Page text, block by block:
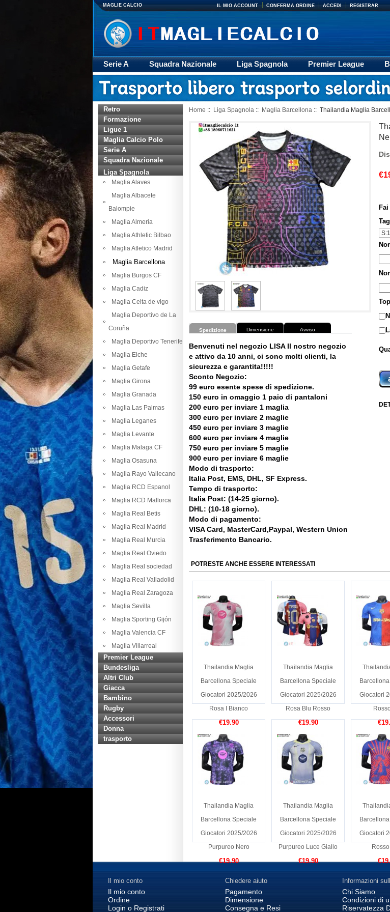
MAGLIE CALCIO IL MIO ACCOUNT CONFERMA ORDINE ACCEDI REGISTRAR
Serie A Squadra Nazionale Liga Spagnola Premier League
Giacca
Rugby trasporto Retro Formazione
Retro
Formazione
Ligue 1
Maglia Calcio Polo
Serie A
Squadra Nazionale
Liga Spagnola
Maglia Alaves
Maglia Albacete
Balompie
Maglia Almeria
Maglia Athletic Bilbao
Maglia Atletico Madrid
Maglia Barcellona
Maglia Burgos CF
Maglia Cadiz
Maglia Celta de vigo
Maglia Deportivo de La
Coruña
Maglia Deportivo Tenerife
Maglia Elche
Maglia Getafe
Maglia Girona
Maglia Granada
Maglia Las Palmas
Maglia Leganes
Maglia Levante
Maglia Malaga CF
Maglia Osasuna
Maglia Rayo Vallecano
Maglia RCD Espanol
Maglia RCD Mallorca
Maglia Real Betis
Maglia Real Madrid
Maglia Real Murcia
Maglia Real Oviedo
Maglia Real sociedad
Maglia Real Valladolid
Maglia Real Zaragoza
Maglia Sevilla
Maglia Sporting Gijón
Maglia Valencia CF
Maglia Villarreal
Premier League
Bundesliga
Altri Club
Giacca
Bambino
Rugby
Accessori
Donna
trasporto
Home :: Liga Spagnola :: Maglia Barcellona :: Thailandia Maglia
Spedizione Dimensione Avviso
Benvenuti nel negozio LISA Il nostro negozio
e attivo da 10 anni, ci sono molti clienti, la
sicurezza e garantita!!!!!
Sconto Negozio:
99 euro esente spese di spedizione.
150 euro in omaggio 1 paio di pantaloni
200 euro per inviare 1 maglia
300 euro per inviare 2 maglie
450 euro per inviare 3 maglie
600 euro per inviare 4 maglie
750 euro per inviare 5 maglie
900 euro per inviare 6 maglie
Modo di trasporto:
Italia Post, EMS, DHL, SF Express.
Tempo di trasporto:
Italia Post: (14-25 giorno).
DHL: (10-18 giorno).
Modo di pagamento:
VISA Card, MasterCard,Paypal, Western Union
Trasferimento Bancario.
POTRESTE ANCHE ESSERE INTERESSATI
Thailandia Maglia
Barcellona Speciale
Giocatori 2025/2026
Rosa I Bianco
€19.90
Thailandia Maglia
Barcellona Speciale
Giocatori 2025/2026
Rosa Blu Rosso
€19.90
Giocatori
Thailandia Maglia
Barcellona Speciale
Giocatori 2025/2026
Purpureo Nero
€19.90
Thailandia Maglia
Barcellona Speciale
Giocatori 2025/2026
Purpureo Luce Giallo
€19.90
Giocatori
Il mio conto
Il mio conto
Ordine
Login o Registrati
Chiedere aiuto
Pagamento
Dimensione
Consegna e Resi
Informazioni
Chi Siamo
Condizioni di
Riservatezza